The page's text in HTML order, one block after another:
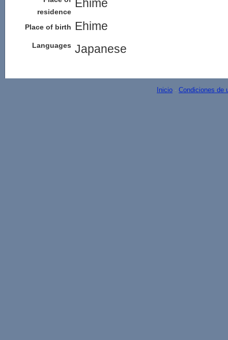
residence
Ehime
Place of birth Ehime
Languages Japanese
Inicio - Condiciones de